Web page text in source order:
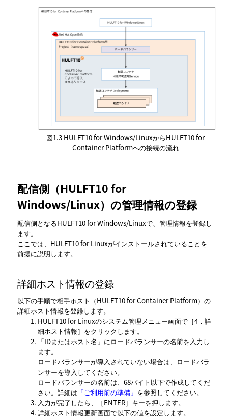
図1.3 HULFT10 for Windows/LinuxからHULFT10 for
Container Platformへの接続の流れ
配信側（HULFT10 for
Windows/Linux）の管理情報の登録
配信側となるHULFT10 for Windows/Linuxで、管理情報を登録し
ます。
ここでは、HULFT10 for Linuxがインストールされていることを
前提に説明します。
詳細ホスト情報の登録
以下の手順で相手ホスト（HULFT10 for Container Platform）の
詳細ホスト情報を登録します。
HULFT10 for Linuxのシステム管理メニュー画面で
4．詳
細ホスト情報
をクリックします。
IDまたはホスト名
にロードバランサーの名前を入力し
ます。
ロードバランサーが導入されていない場合は、ロードバラ
ンサーを導入してください。
ロードバランサーの名前は、68バイト以下で作成してくだ
さい。詳細は 「ご利用前の準備」 を参照してください。
入力が完了したら、
ENTER
キーを押します。
詳細ホスト情報更新画面で以下の値を設定します。